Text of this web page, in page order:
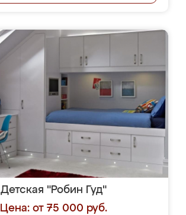
Детская "Робин Гуд"
Цена: от 75 000 руб.